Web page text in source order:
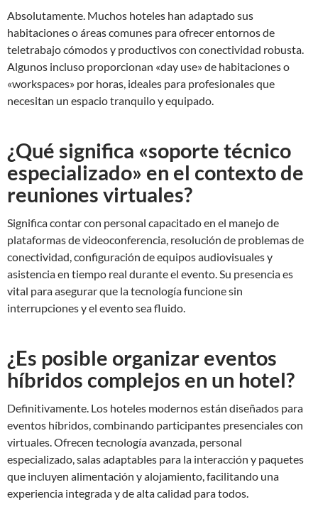
Absolutamente. Muchos hoteles han adaptado sus
habitaciones o áreas comunes para ofrecer entornos de
teletrabajo cómodos y productivos con conectividad robusta.
Algunos incluso proporcionan «day use» de habitaciones o
«workspaces» por horas, ideales para profesionales que
necesitan un espacio tranquilo y equipado.
¿Qué significa «soporte técnico
especializado» en el contexto de
reuniones virtuales?
Significa contar con personal capacitado en el manejo de
plataformas de videoconferencia, resolución de problemas de
conectividad, configuración de equipos audiovisuales y
asistencia en tiempo real durante el evento. Su presencia es
vital para asegurar que la tecnología funcione sin
interrupciones y el evento sea fluido.
¿Es posible organizar eventos
híbridos complejos en un hotel?
Definitivamente. Los hoteles modernos están diseñados para
eventos híbridos, combinando participantes presenciales con
virtuales. Ofrecen tecnología avanzada, personal
especializado, salas adaptables para la interacción y paquetes
que incluyen alimentación y alojamiento, facilitando una
experiencia integrada y de alta calidad para todos.